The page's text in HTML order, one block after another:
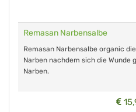
Remasan Narbensalbe
Remasan Narbensalbe organic
Narben nachdem sich die Wunde
Narben.